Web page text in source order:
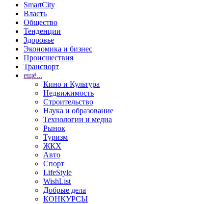
SmartCity
Власть
Общество
Тенденции
Здоровье
Экономика и бизнес
Происшествия
Транспорт
ещё...
Кино и Культура
Недвижимость
Строительство
Наука и образование
Технологии и медиа
Рынок
Туризм
ЖКХ
Авто
Спорт
LifeStyle
WishList
Добрые дела
КОНКУРСЫ